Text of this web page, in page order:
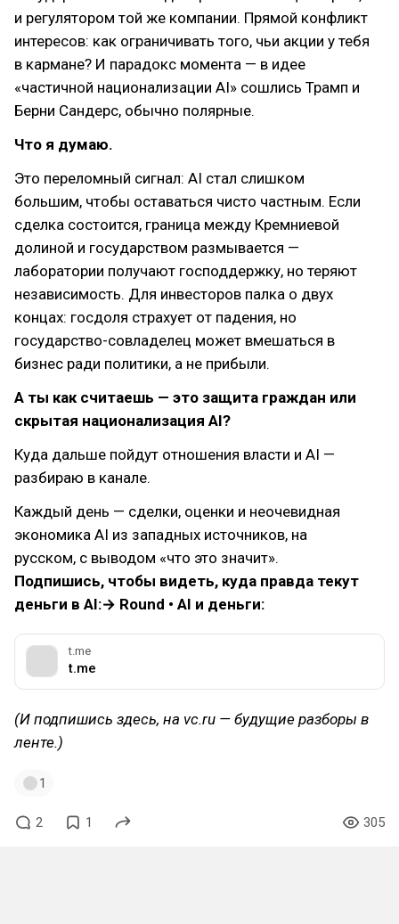
и регулятором той же компании. Прямой конфликт
интересов: как ограничивать того, чьи акции у тебя
в кармане? И парадокс момента — в идее
«частичной национализации AI» сошлись Трамп и
Берни Сандерс, обычно полярные.
Что я думаю.
Это переломный сигнал: AI стал слишком
большим, чтобы оставаться чисто частным. Если
сделка состоится, граница между Кремниевой
долиной и государством размывается —
лаборатории получают господдержку, но теряют
независимость. Для инвесторов палка о двух
концах: госдоля страхует от падения, но
государство-совладелец может вмешаться в
бизнес ради политики, а не прибыли.
А ты как считаешь — это защита граждан или
скрытая национализация AI?
Куда дальше пойдут отношения власти и AI —
разбираю в канале.
Каждый день — сделки, оценки и неочевидная
экономика AI из западных источников, на
русском, с выводом «что это значит».
Подпишись, чтобы видеть, куда правда текут
деньги в AI:→ Round • AI и деньги:
t.me
t.me
(И подпишись здесь, на vc.ru — будущие разборы в
ленте.)
1
2 1 305